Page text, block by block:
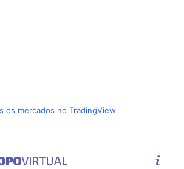
os mercados no TradingView